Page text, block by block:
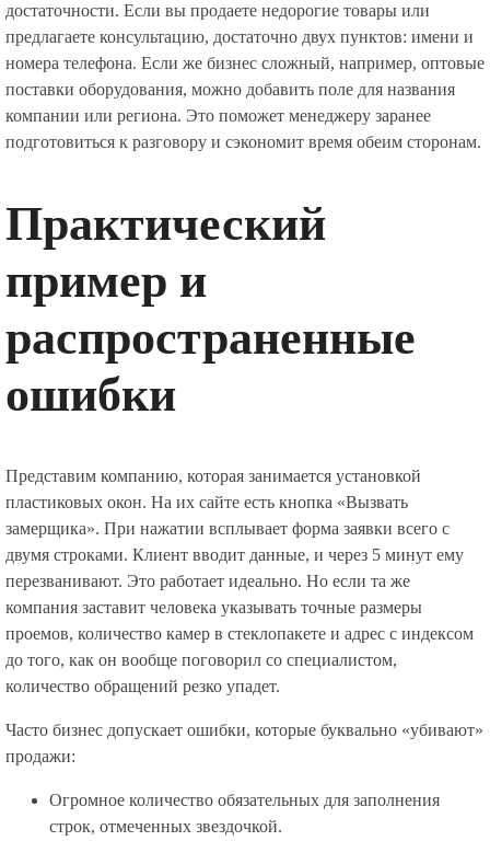
достаточности. Если вы продаете недорогие товары или
предлагаете консультацию, достаточно двух пунктов: имени и
номера телефона. Если же бизнес сложный, например, оптовые
поставки оборудования, можно добавить поле для названия
компании или региона. Это поможет менеджеру заранее
подготовиться к разговору и сэкономит время обеим сторонам.
Практический
пример и
распространенные
ошибки
Представим компанию, которая занимается установкой
пластиковых окон. На их сайте есть кнопка «Вызвать
замерщика». При нажатии всплывает форма заявки всего с
двумя строками. Клиент вводит данные, и через 5 минут ему
перезванивают. Это работает идеально. Но если та же
компания заставит человека указывать точные размеры
проемов, количество камер в стеклопакете и адрес с индексом
до того, как он вообще поговорил со специалистом,
количество обращений резко упадет.
Часто бизнес допускает ошибки, которые буквально «убивают»
продажи:
Огромное количество обязательных для заполнения
строк, отмеченных звездочкой.